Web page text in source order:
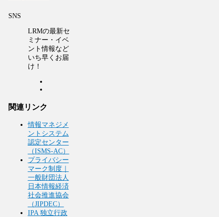
SNS
LRMの最新セ
ミナー・イベ
ント情報など
いち早くお届
け！
関連リンク
情報マネジメ
ントシステム
認定センター
（ISMS-AC）
プライバシー
マーク制度｜
一般財団法人
日本情報経済
社会推進協会
（JIPDEC）
IPA 独立行政